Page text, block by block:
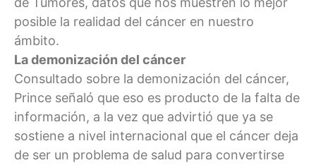
posible la realidad del cáncer en nuestro
ámbito.
La demonización del cáncer
Consultado sobre la demonización del cáncer,
Prince señaló que eso es producto de la falta de
información, a la vez que advirtió que ya se
sostiene a nivel internacional que el cáncer deja
de ser un problema de salud para convertirse